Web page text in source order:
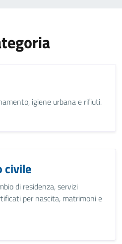
igiene urbana e rifiuti.
civile
di residenza, servizi
per nascita, matrimoni e